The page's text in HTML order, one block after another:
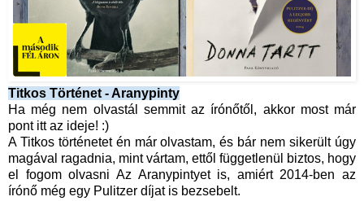
Titkos Történet - Aranypinty
Ha még nem olvastál semmit az írónőtől, akkor most már
pont itt az ideje! :)
A Titkos történetet én már olvastam, és bár nem sikerült úgy
magával ragadnia, mint vártam, ettől függetlenül biztos, hogy
el fogom olvasni Az Aranypintyet is, amiért 2014-ben az
írónő még egy Pulitzer díjat is bezsebelt.